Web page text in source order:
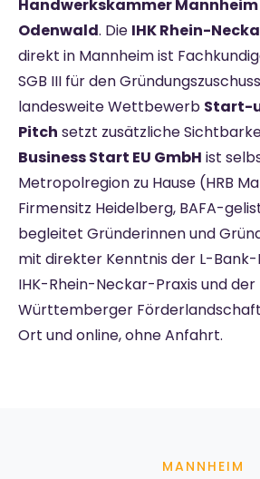
Handwerkskammer
Odenwald. Die IHK Rhein-
direkt in Mannheim ist
SGB III für den
landesweite Wettbewerb Start-
Pitch setzt zusätzliche
Business Start EU GmbH ist
Metropolregion zu Hause (HRB
Firmensitz Heidelberg, BAFA-
begleitet Gründerinnen und
mit direkter Kenntnis der L-
IHK-Rhein-Neckar-Praxis und der
Württemberger
Ort und online, ohne Anfahrt.
MANNHEIM